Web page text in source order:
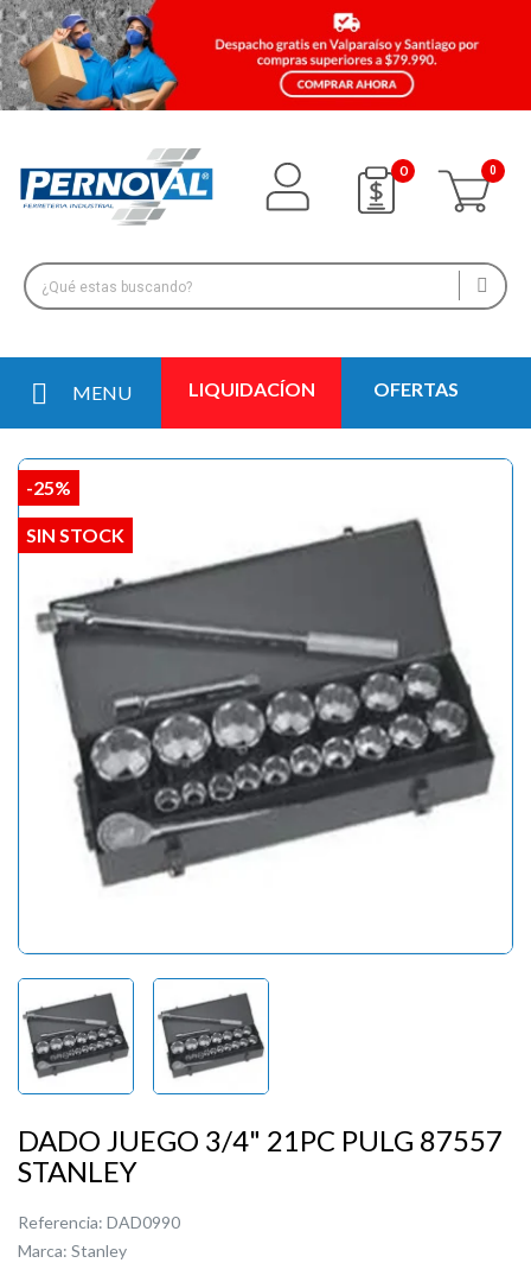
0
MENU LIQUIDACÍON OFERTAS
-25%
SIN STOCK
DADO JUEGO 3/4" 21PC PULG 87557
STANLEY
Referencia: DAD0990
Marca: Stanley